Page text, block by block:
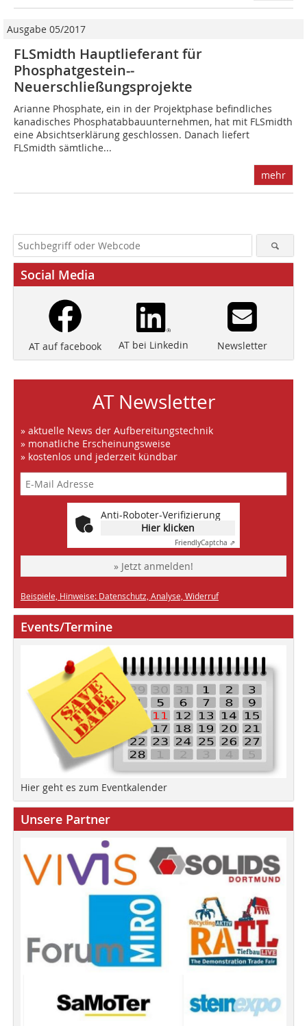
Ausgabe 05/2017
FLSmidth Hauptlieferant für
Phosphatgestein-­
Neuerschließungsprojekte
Arianne Phosphate, ein in der Projektphase befindliches
kanadisches Phosphatabbauunternehmen, hat mit FLSmidth
eine Absichtserklärung geschlossen. Danach liefert
FLSmidth sämtliche...
mehr
Social Media
AT auf facebook AT bei Linkedin Newsletter
AT Newsletter
» aktuelle News der Aufbereitungstechnik
» monatliche Erscheinungsweise
» kostenlos und jederzeit kündbar
Anti-Roboter-Verifizierung
Hier klicken
FriendlyCaptcha ⇗
» Jetzt anmelden!
Beispiele, Hinweise: Datenschutz, Analyse, Widerruf
Events/Termine
Hier geht es zum Eventkalender
Unsere Partner